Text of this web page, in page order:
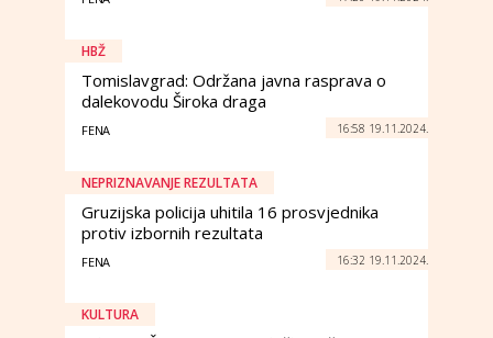
HBŽ
Tomislavgrad: Održana javna rasprava o
dalekovodu Široka draga
FENA 16:58 19.11.2024.
NEPRIZNAVANJE REZULTATA
Gruzijska policija uhitila 16 prosvjednika
protiv izbornih rezultata
FENA 16:32 19.11.2024.
KULTURA